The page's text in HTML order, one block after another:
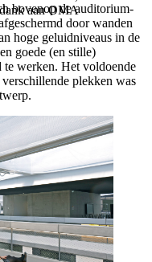
aan OMA
bovenop de auditorium-
door wanden
hoge geluidniveaus in de
goede (en stille)
te werken. Het voldoende
plekken was